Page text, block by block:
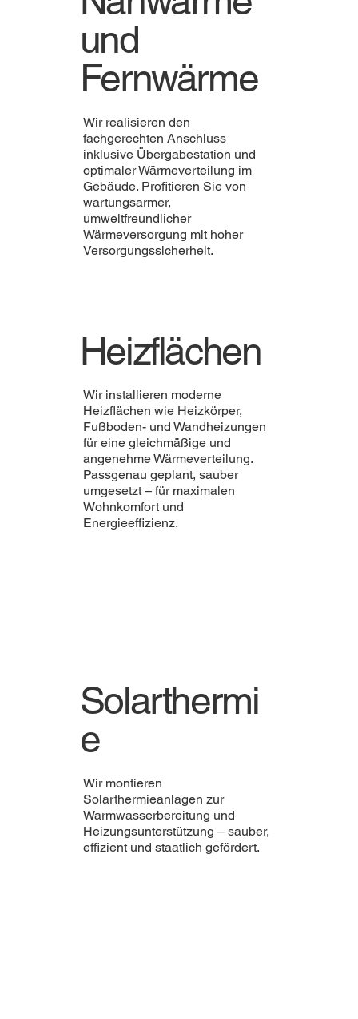
und
Fernwärme
Wir realisieren den
fachgerechten Anschluss
inklusive Übergabestation und
optimaler Wärmeverteilung im
Gebäude. Profitieren Sie von
wartungsarmer,
umweltfreundlicher
Wärmeversorgung mit hoher
Versorgungssicherheit.
Heizflächen
Wir installieren moderne
Heizflächen wie Heizkörper,
Fußboden- und Wandheizungen
für eine gleichmäßige und
angenehme Wärmeverteilung.
Passgenau geplant, sauber
umgesetzt – für maximalen
Wohnkomfort und
Energieeffizienz.
Solarthermi
e
Wir montieren
Solarthermieanlagen zur
Warmwasserbereitung und
Heizungsunterstützung – sauber,
effizient und staatlich gefördert.